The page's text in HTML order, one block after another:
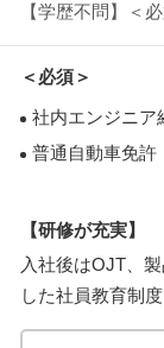
【学歴不問】＜
＜必須＞
社内エンジニア
普通自動車免許
【研修が充実】
入社後はOJT、
した社員教育制